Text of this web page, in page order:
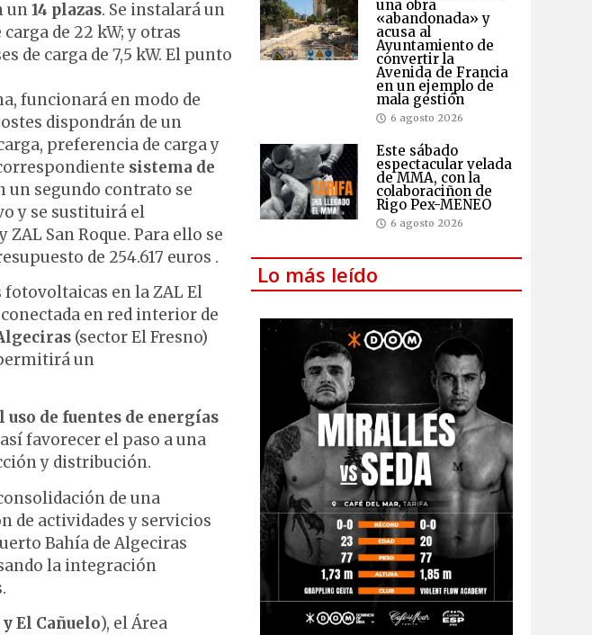
un14 plazas. Se instalará un
de 22 kW; y otras
de carga de 7,5 kW. El punto
funcionará en modo de
dispondrán de un
preferencia de carga y
sistema de
un segundo contrato se
y se sustituirá el
San Roque. Para ello se
de 254.617 euros .
en la ZAL El
en red interior de
(sector El Fresno)
un
de fuentes de energías
favorecer el paso a una
y distribución.
de una
de actividades y servicios
Bahía de Algeciras
la integración
El Cañuelo), el Área
una obra
«abandonada» y
acusa al
Ayuntamiento de
convertir la
Avenida de Francia
en un ejemplo de
mala gestión
6 agosto 2026
Este sábado
espectacular velada
de MMA, con la
colaboraciñon de
Rigo Pex-MENEO
6 agosto 2026
Lo más leído